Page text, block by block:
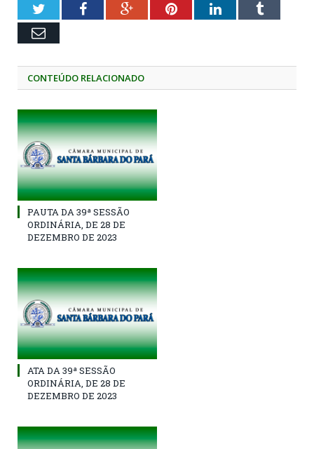
TwitterFacebookGoogle+PinterestLinkedInTumblr
Email
CONTEÚDO RELACIONADO
PAUTA DA 39ª SESSÃO
ORDINÁRIA, DE 28 DE
DEZEMBRO DE 2023
ATA DA 39ª SESSÃO
ORDINÁRIA, DE 28 DE
DEZEMBRO DE 2023